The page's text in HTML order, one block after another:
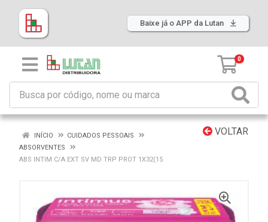
Baixe já o APP da Lutan
0
VOLTAR
INÍCIO
CUIDADOS PESSOAIS
ABSORVENTES
ABS INTIM C/A EXT SV MD TRP PROT 1X32(15